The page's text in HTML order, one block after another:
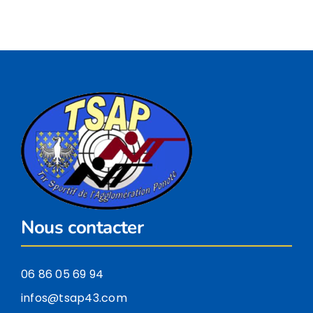
Nous contacter
06 86 05 69 94
infos@tsap43.com